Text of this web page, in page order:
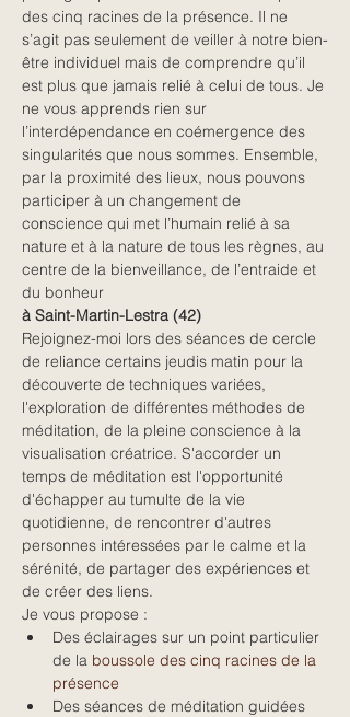
des cinq racines de la présence. Il ne
s’agit pas seulement de veiller à notre bien-
être individuel mais de comprendre qu’il
est plus que jamais relié à celui de tous. Je
ne vous apprends rien sur
l’interdépendance en coémergence des
singularités que nous sommes. Ensemble,
par la proximité des lieux, nous pouvons
participer à un changement de
conscience qui met l’humain relié à sa
nature et à la nature de tous les règnes, au
centre de la bienveillance, de l’entraide et
du bonheur
à Saint-Martin-Lestra (42)
Rejoignez-moi lors des séances de cercle
de reliance certains jeudis matin pour la
découverte de techniques variées,
l'exploration de différentes méthodes de
méditation, de la pleine conscience à la
visualisation créatrice. S'accorder un
temps de méditation est l'opportunité
d'échapper au tumulte de la vie
quotidienne, de rencontrer d'autres
personnes intéressées par le calme et la
sérénité, de partager des expériences et
de créer des liens.
Je vous propose :
Des éclairages sur un point particulier
de la boussole des cinq racines de la
présence
Des séances de méditation guidées